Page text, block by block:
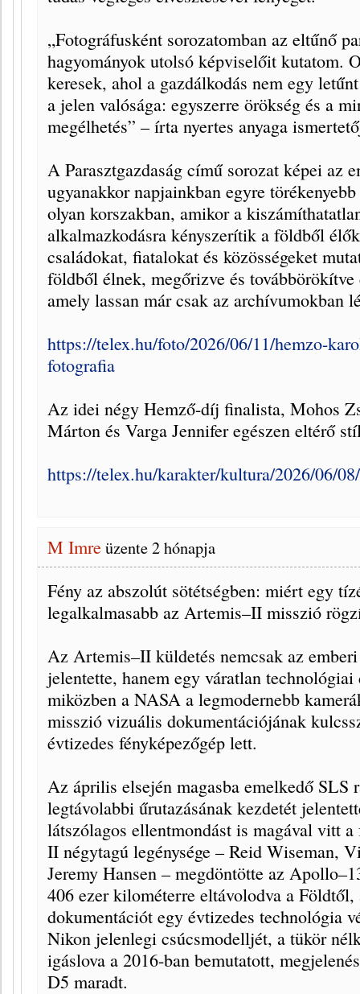
„Fotográfusként sorozatomban az eltűnő
hagyományok utolsó képviselőit kutatom.
keresek, ahol a gazdálkodás nem egy
a jelen valósága: egyszerre örökség és a
megélhetés” – írta nyertes anyaga
A Parasztgazdaság című sorozat képei az
ugyanakkor napjainkban egyre
olyan korszakban, amikor a
alkalmazkodásra kényszerítik a földből
családokat, fiatalokat és közösségeket
földből élnek, megőrizve és
amely lassan már csak az archívumokban
https://telex.hu/foto/2026/06/11/hemzo-
fotografia
Az idei négy Hemző-díj finalista, Mohos
Márton és Varga Jennifer egészen eltérő
https://telex.hu/karakter/kultura/2026/06/
M Imreüzente2 hónapja
Fény az abszolút sötétségben: miért egy
legalkalmasabb az Artemis–II misszió
Az Artemis–II küldetés nemcsak az
jelentette, hanem egy váratlan
miközben a NASA a legmodernebb
misszió vizuális dokumentációjának
évtizedes fényképezőgép lett.
Az április elsején magasba emelkedő SLS
legtávolabbi űrutazásának kezdetét
látszólagos ellentmondást is magával vitt
II négytagú legénysége – Reid Wiseman,
Jeremy Hansen – megdöntötte az
406 ezer kilométerre eltávolodva a
dokumentációt egy évtizedes technológia
Nikon jelenlegi csúcsmodelljét, a tükör
igáslova a 2016-ban bemutatott,
D5 maradt.